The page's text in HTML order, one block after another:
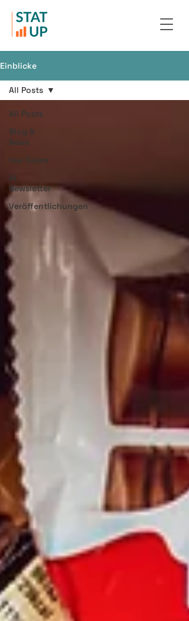
Einblicke
All Posts
Blog &
News
Use Cases
AI
Newsletter
Veröffentlichungen
All Posts